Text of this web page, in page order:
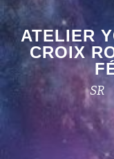
ATELIER
CROIX
SR